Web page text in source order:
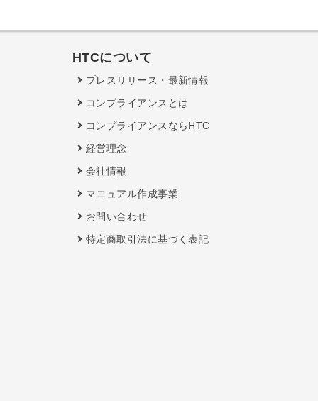
HTCについて
プレスリリース・最新情報
コンプライアンスとは
コンプライアンスならHTC
経営理念
会社情報
マニュアル作成事業
お問い合わせ
特定商取引法に基づく表記